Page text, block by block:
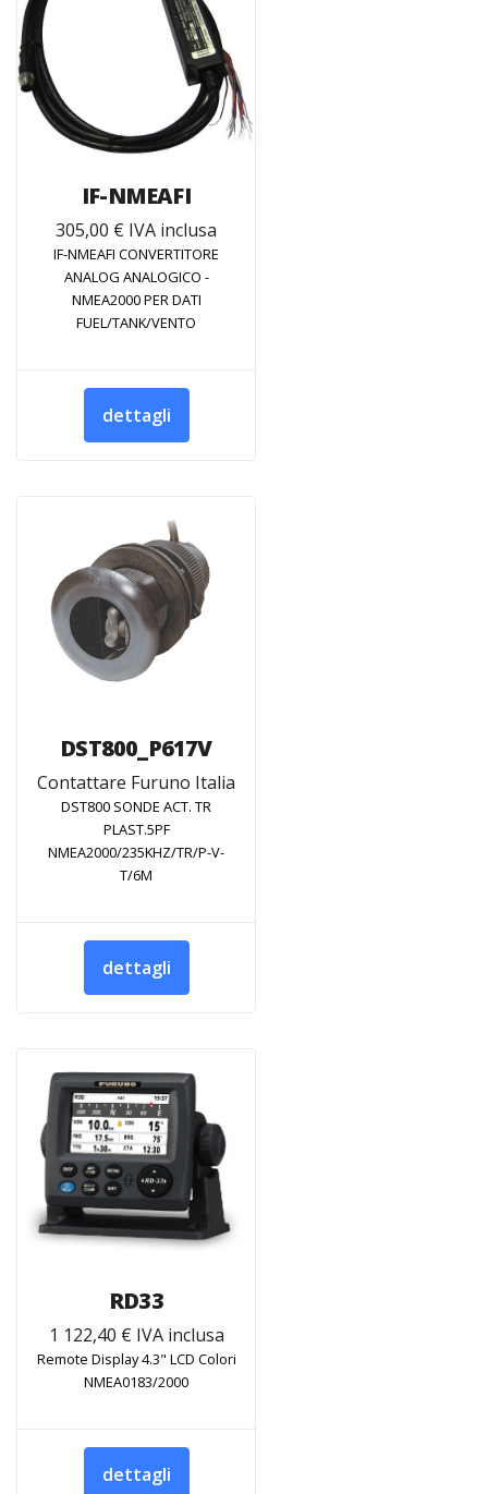
IF-NMEAFI
305,00 € IVA inclusa
IF-NMEAFI CONVERTITORE
ANALOG ANALOGICO -
NMEA2000 PER DATI
FUEL/TANK/VENTO
dettagli
DST800_P617V
Contattare Furuno Italia
DST800 SONDE ACT. TR
PLAST.5PF
NMEA2000/235KHZ/TR/P-V-
T/6M
dettagli
RD33
1 122,40 € IVA inclusa
Remote Display 4.3" LCD Colori
NMEA0183/2000
dettagli